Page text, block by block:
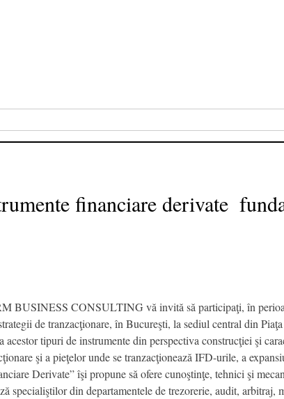
financiare derivate 
BUSINESS CONSULTING vă invită să participaţi, în
de tranzacţionare, în Bucureşti, la sediul central din
tipuri de instrumente din perspectiva construcţiei şi
şi a pieţelor unde se tranzacţionează IFD-urile, a
Derivate” îşi propune să ofere cunoştinţe, tehnici şi
specialiştilor din departamentele de trezorerie, audit,